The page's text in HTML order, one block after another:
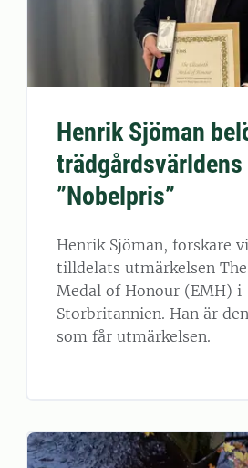
Henrik Sjöman
trädgårdsvärldens
”Nobelpris”
Henrik Sjöman, forskare
tilldelats utmärkelsen
Medal of Honour (EMH) i
Storbritannien. Han är
som får utmärkelsen.